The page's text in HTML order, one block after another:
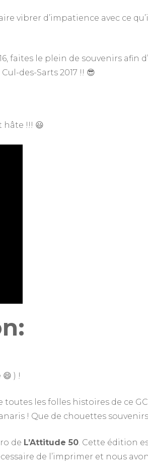
vibrer d’impatience avec ce
faites le plein de souvenirs afin
des-Sarts 2017 !! 😎
!!! 😃
) !
les folles histoires de ce
! Que de chouettes
de L’Attitude 50 . Cette édition
de l’imprimer et nous